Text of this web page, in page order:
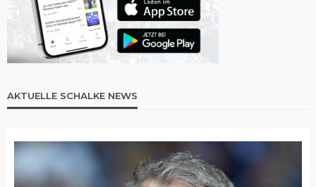
AKTUELLE SCHALKE NEWS